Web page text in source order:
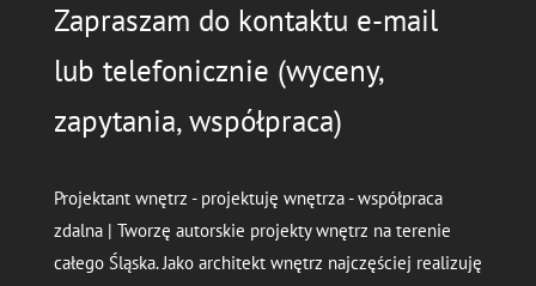
Zapraszam do kontaktu e-mail
lub telefonicznie (wyceny,
zapytania, współpraca)
Projektant wnętrz - projektuję wnętrza - współpraca
zdalna | Tworzę autorskie projekty wnętrz na terenie
całego Śląska. Jako architekt wnętrz najczęściej realizuję